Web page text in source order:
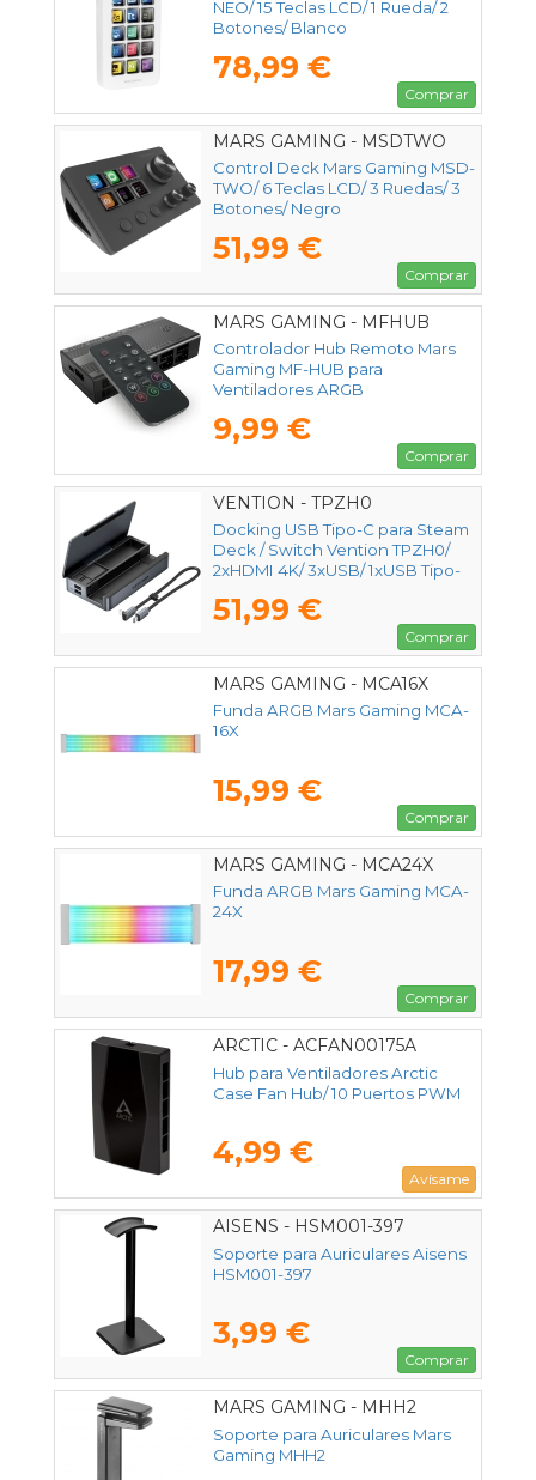
NEO/ 15 Teclas LCD/ 1 Rueda/ 2
Botones/ Blanco
78,99 €
Comprar
MARS GAMING - MSDTWO
Control Deck Mars Gaming MSD-
TWO/ 6 Teclas LCD/ 3 Ruedas/ 3
Botones/ Negro
51,99 €
Comprar
MARS GAMING - MFHUB
Controlador Hub Remoto Mars
Gaming MF-HUB para
Ventiladores ARGB
9,99 €
Comprar
VENTION - TPZH0
Docking USB Tipo-C para Steam
Deck / Switch Vention TPZH0/
2xHDMI 4K/ 3xUSB/ 1xUSB Tipo-
1xLector Tarjetas/ Gris
51,99 €
Comprar
MARS GAMING - MCA16X
Funda ARGB Mars Gaming MCA-
16X
15,99 €
Comprar
MARS GAMING - MCA24X
Funda ARGB Mars Gaming MCA-
24X
17,99 €
Comprar
ARCTIC - ACFAN00175A
Hub para Ventiladores Arctic
Case Fan Hub/ 10 Puertos PWM
4,99 €
Avísame
AISENS - HSM001-397
Soporte para Auriculares Aisens
HSM001-397
3,99 €
Comprar
MARS GAMING - MHH2
Soporte para Auriculares Mars
Gaming MHH2